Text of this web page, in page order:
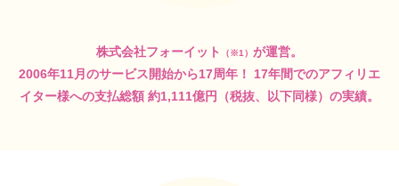
株式会社フォーイット （※1） が運営。
2006年11月のサービス開始から17周年！
17年間でのアフィリエ
イター様への支払総額 約1,111億円（税抜、以下同様）の実績。